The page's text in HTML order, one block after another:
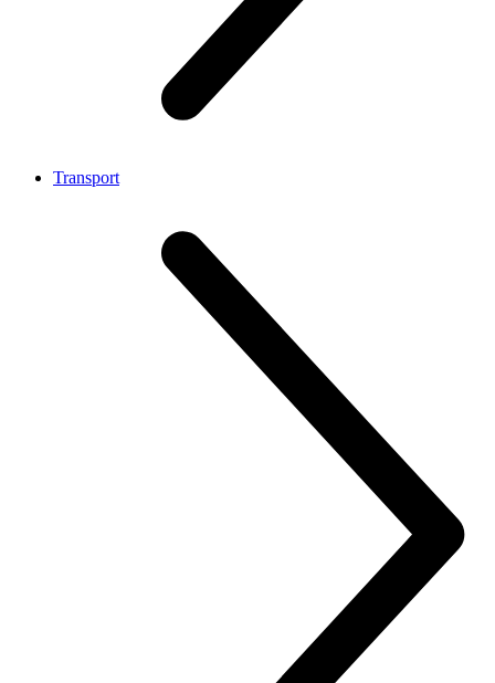
Transport